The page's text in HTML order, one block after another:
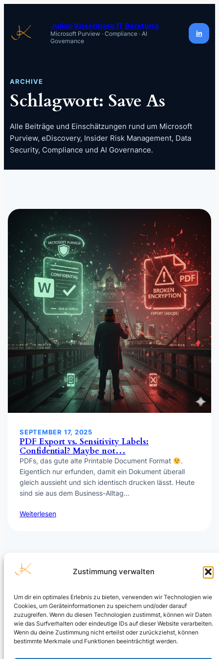
Zustimmung verwalten
Um dir ein optimales Erlebnis zu bieten, verwenden wir Technologien wie
Cookies, um Geräteinformationen zu speichern und/oder darauf
zuzugreifen. Wenn du diesen Technologien zustimmst, können wir Daten
wie das Surfverhalten oder eindeutige IDs auf dieser Website verarbeiten.
Wenn du deine Zustimmung nicht erteilst oder zurückziehst, können
bestimmte Merkmale und Funktionen beeinträchtigt werden.
Inhalt
springen
Julian Kusenberg IT Beratung
Microsoft Purview · Compliance · AI
Governance
in
ARCHIVE
Schlagwort: Save As
Alle Beiträge und Einschätzungen rund um Microsoft
Purview, eDiscovery, Insider Risk Management, Data
Security, Compliance und AI Governance.
SEPTEMBER 17, 2025
PDF Export vs. Sensitivity Labels:
Confidential? Maybe not…
PDFs, das gute alte Printable Document Format
.
Eigentlich nur erfunden, damit ein Dokument überall
gleich aussieht und sich identisch drucken lässt. Heute
sind sie aus dem Business-Alltag…
Weiterlesen
Julian Kusenberg
Microsoft Purview, Compliance, eDiscovery, Insider Risk
Management, Data Security und AI Governance.